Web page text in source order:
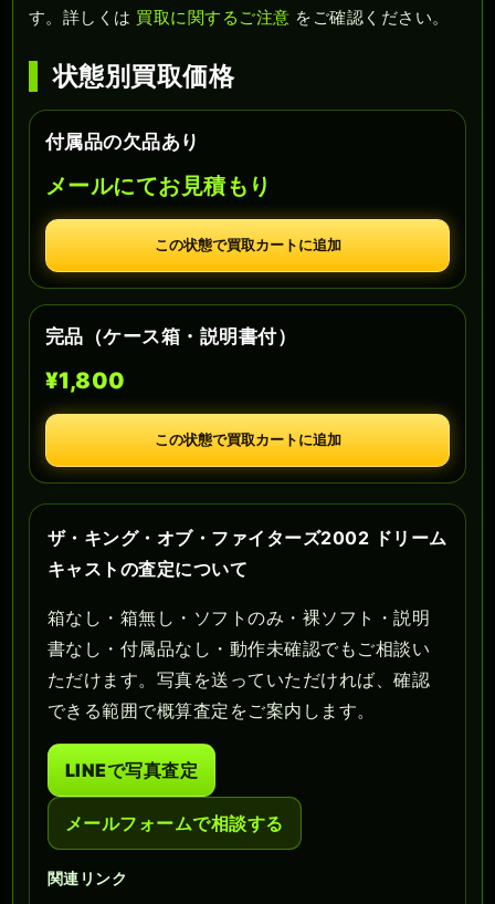
す。詳しくは 買取に関するご注意 をご確認ください。
状態別買取価格
付属品の欠品あり
メールにてお見積もり
この状態で買取カートに追加
完品（ケース箱・説明書付）
¥1,800
この状態で買取カートに追加
ザ・キング・オブ・ファイターズ2002 ドリーム
キャストの査定について
箱なし・箱無し・ソフトのみ・裸ソフト・説明
書なし・付属品なし・動作未確認でもご相談い
ただけます。写真を送っていただければ、確認
できる範囲で概算査定をご案内します。
LINEで写真査定
メールフォームで相談する
関連リンク